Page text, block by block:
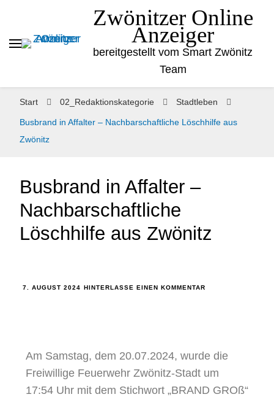
Zwönitzer Online
Anzeiger
bereitgestellt vom Smart Zwönitz
Team
Start 02_Redaktionskategorie Stadtleben
Busbrand in Affalter – Nachbarschaftliche Löschhilfe aus
Zwönitz
Busbrand in Affalter –
Nachbarschaftliche
Löschhilfe aus Zwönitz
7. AUGUST 2024 HINTERLASSE EINEN KOMMENTAR
Am Samstag, dem 20.07.2024, wurde die
Freiwillige Feuerwehr Zwönitz-Stadt um
17:54 Uhr mit dem Stichwort „BRAND GROß“